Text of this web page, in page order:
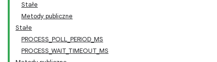
Stałe
Metody publiczne
Stałe
PROCESS_POLL_PERIOD_MS
PROCESS_WAIT_TIMEOUT_MS